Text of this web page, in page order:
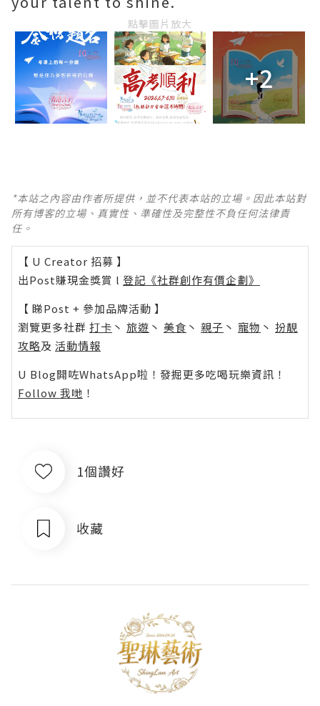
點擊圖片放大
+2
*本站之內容由作者所提供，並不代表本站的立場。因此本站對
所有博客的立場、真實性、準確性及完整性不負任何法律責
任。
【 U Creator 招募 】
出Post賺現金獎賞 l 登記《社群創作有價企劃》
【 睇Post + 參加品牌活動 】
瀏覽更多社群 打卡 丶 旅遊 丶 美食 丶 親子 丶 寵物 丶 扮靚
攻略及 活動情報
U Blog開咗WhatsApp啦！發掘更多吃喝玩樂資訊！
Follow 我哋 ！
1個讚好
收藏